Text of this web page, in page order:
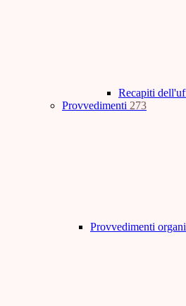
Recapiti
Provvedimenti 273
Provvedimenti